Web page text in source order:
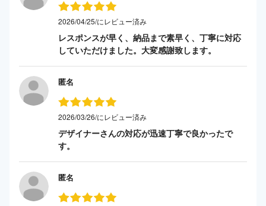
2026/04/25/にレビュー済み
レスポンスが早く、納品まで素早く、丁寧に対応
していただけました。大変感謝致します。
匿名
2026/03/26/にレビュー済み
デザイナーさんの対応が迅速丁寧で良かったで
す。
匿名